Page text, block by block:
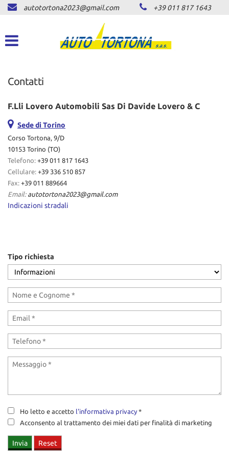
HOME
LISTA VEICOLI
ASSISTENZA
CONTATTI
NEWS
AREA COMMERCIANTI
autotortona2023@gmail.com +39 011 817 1643
Contatti
F.Lli Lovero Automobili Sas Di Davide Lovero & C
Sede di Torino
Corso Tortona, 9/D
10153 Torino (TO)
Telefono: +39 011 817 1643
Cellulare: +39 336 510 857
Fax: +39 011 889664
Email: autotortona2023@gmail.com
Indicazioni stradali
Tipo richiesta
Ho letto e accetto l'informativa privacy *
Acconsento al trattamento dei miei dati per finalità di marketing
preferenze
di
Il
ti
consente
di
esprimere
le
tue
preferenze
di
consenso
alle
adottiamo
per
offrire
funzionalità
e
svolgere
le
attività
di
seguito
descritte.
maggiori
informazioni
sull'utilità
e
sul
funzionamento